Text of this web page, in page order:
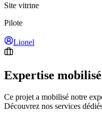
Site vitrine
Pilote
Lionel
Expertise
Ce projet a mobilisé notre
Découvrez nos services